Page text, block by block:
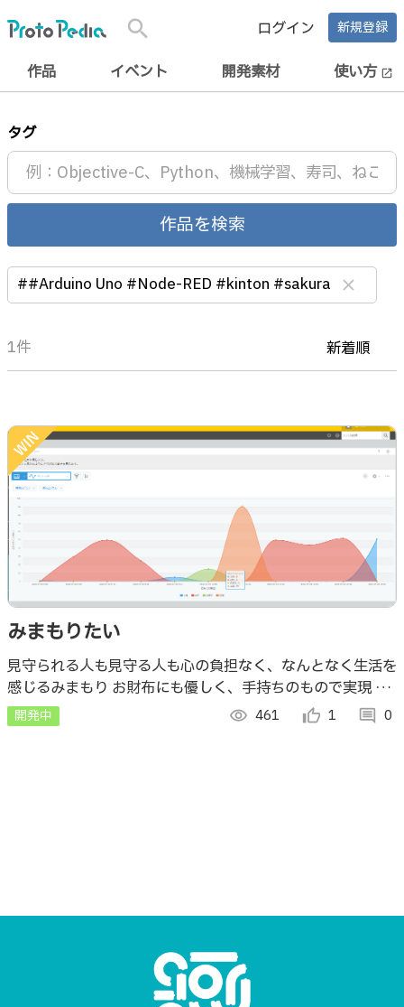
search ログイン 新規登録
作品 イベント 開発素材 使い方 open_in_new
タグ
作品を検索
##Arduino Uno #Node-RED #kinton #sakura clear
1件 新着順
みまもりたい
見守られる人も見守る人も心の負担なく、なんとなく生活を
感じるみまもり お財布にも優しく、手持ちのもので実現 最
新機器不要、Arduino UnoからLTE回線の活用が可能。
開発中 visibility 461 thumb_up_alt 1 comment 0